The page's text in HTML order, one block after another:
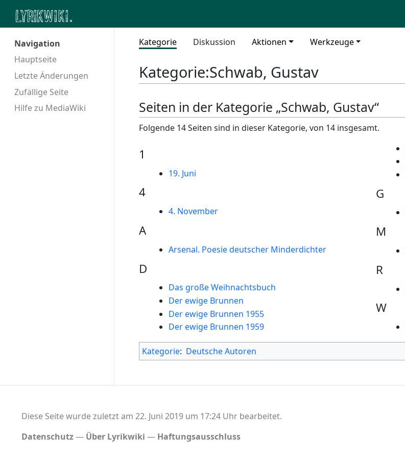
Navigation
Hauptseite
Letzte Änderungen
Zufällige Seite
Hilfe zu MediaWiki
Kategorie Diskussion Aktionen Werkzeuge
Kategorie:Schwab, Gustav
Seiten in der Kategorie „Schwab, Gustav“
Folgende 14 Seiten sind in dieser Kategorie, von 14 insgesamt.
1
19. Juni
4
4. November
A
Arsenal. Poesie deutscher Minderdichter
D
Das große Weihnachtsbuch
Der ewige Brunnen
Der ewige Brunnen 1955
Der ewige Brunnen 1959
G
M
R
W
Kategorie: Deutsche Autoren
Diese Seite wurde zuletzt am 22. Juni 2019 um 17:24 Uhr bearbeitet.
Datenschutz
Über Lyrikwiki Haftungsausschluss